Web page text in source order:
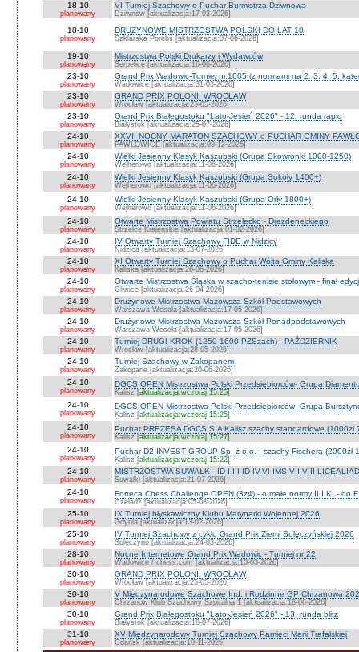
18-10
planowany
VI Turniej Szachowy o Puchar Burmistrza Dziwnowa
Dziwnów [aktualizacja:17-03-2026]
18-10
planowany
DRUŻYNOWE MISTRZOSTWA POLSKI DO LAT 10
Szklarska Porębs [aktualizacja:07-06-2026]
19-10
planowany
Mistrzostwa Polski Drukarzy i Wydawców
Serpelice [aktualizacja:16-06-2026]
23-10
planowany
Grand Prix Wadowic-Turniej nr.1005 (z normami na 2. 3. 4. 5.
Wadowice [aktualizacja:31-03-2026]
23-10
planowany
GRAND PRIX POLONII WROCŁAW
Wrocław [aktualizacja:25-05-2026]
23-10
planowany
Grand Prix Białegostoku "Lato-Jesień 2026" - 12. runda rapid
Białystok [aktualizacja:25-07-2026]
24-10
planowany
XXVII NOCNY MARATON SZACHOWY o PUCHAR GMINY
PAWŁOWICE [aktualizacja:09-12-2025]
24-10
planowany
Wielki Jesienny Klasyk Kaszubski (Grupa Skowronki 1000-1250)
Wejherowo [aktualizacja:11-06-2026]
24-10
planowany
Wielki Jesienny Klasyk Kaszubski (Grupa Sokoły 1400+)
Wejherowo [aktualizacja:11-06-2026]
24-10
planowany
Wielki Jesienny Klasyk Kaszubski (Grupa Orły 1800+)
Wejherowo [aktualizacja:11-06-2026]
24-10
planowany
Otwarte Mistrzostwa Powiatu Strzelecko - Drezdeneckiego
Strzelce Krajeńskie [aktualizacja:01-02-2026]
24-10
planowany
IV Otwarty Turniej Szachowy FIDE w Nidzicy
Nidzica [aktualizacja:13-07-2026]
24-10
planowany
XI Otwarty Turniej Szachowy o Puchar Wójta Gminy Kaliska
Kaliska [aktualizacja:26-06-2026]
24-10
planowany
Otwarte Mistrzostwa Śląska w szacho-tenisie stołowym - finał
Gliwice [aktualizacja:26-04-2026]
24-10
planowany
Drużynowe Mistrzostwa Mazowsza Szkół Podstawowych
Warszawa-Wesoła [aktualizacja:17-05-2026]
24-10
planowany
Drużynowe Mistrzostwa Mazowsza Szkół Ponadpodstawowych
Warszawa Wesoła [aktualizacja:17-05-2026]
24-10
planowany
Turniej DRUGI KROK (1250-1600 PZSzach) - PAŹDZIERNIK
Wrocław [aktualizacja:28-05-2026]
24-10
planowany
Turniej Szachowy w Zakopanem
Zakopane [aktualizacja:20-06-2026]
24-10
planowany
DGCS OPEN Mistrzostwa Polski Przedsiębiorców- Grupa
Kalisz [aktualizacja:wczoraj 15:25]
24-10
planowany
DGCS OPEN Mistrzostwa Polski Przedsiębiorców- Grupa
Kalisz [aktualizacja:wczoraj 15:25]
24-10
planowany
Puchar PREZESA DGCS S.A Kalisz szachy standardowe (1000zł
Kalisz [aktualizacja:wczoraj 15:27]
24-10
planowany
Puchar D2 INVEST GROUP Sp. z o.o. - szachy Fischera (2000zł
Kalisz [aktualizacja:wczoraj 15:22]
24-10
planowany
MISTRZOSTWA SUWAŁK - ID I-III ID IV-VI IMS VII-VIII
Suwałki [aktualizacja:21-07-2026]
24-10
planowany
Forteca Chess Challenge OPEN (3z4) - o małe normy II I K. - do
Czeladź [aktualizacja:05-08-2026]
25-10
planowany
IX Turniej błyskawiczny Klubu Marynarki Wojennej 2026
Gdynia [aktualizacja:13-02-2026]
25-10
planowany
IV Turniej Szachowy z cyklu Grand Prix Ziemi Sulęczyńskiej 2026
Sulęczyno [aktualizacja:24-03-2026]
28-10
planowany
Nocne Internetowe Grand Prix Wadowic - Turniej nr 22
Wadowice / chess.com [aktualizacja:10-03-2026]
30-10
planowany
GRAND PRIX POLONII WROCŁAW
Wrocław [aktualizacja:25-05-2026]
30-10
planowany
V Międzynarodowe Szachowe Ind. i Rodzinne GP Chrzanowa
Chrzanów Klub Szachowy Szpitalna 1 [aktualizacja:18-06-2026]
30-10
planowany
Grand Prix Białegostoku "Lato-Jesień 2026" - 13. runda blitz
Białystok [aktualizacja:18-07-2026]
31-10
planowany
XV Międzynarodowy Turniej Szachowy Pamięci Marii Trafalskiej
Gdańsk [aktualizacja:10-11-2025]